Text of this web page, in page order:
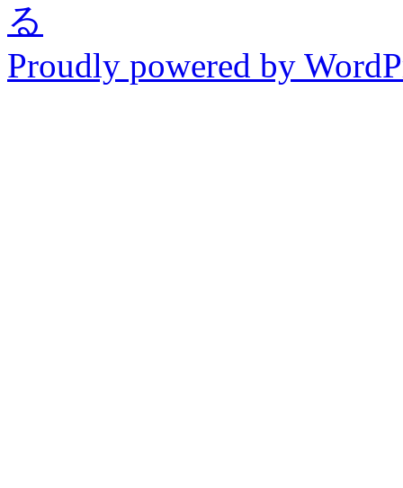
る
Proudly powered by